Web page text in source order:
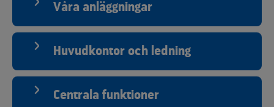
Våra anläggningar
Huvudkontor och ledning
Centrala funktioner